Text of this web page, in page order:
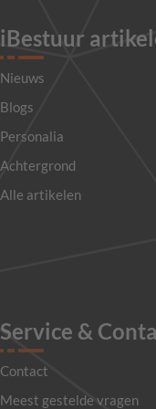
iBestuur
Nieuws
Blogs
Personalia
Achtergrond
Alle artikelen
Service &
Contact
Meest gestelde vragen